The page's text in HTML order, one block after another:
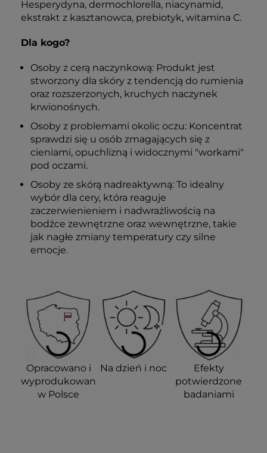
Hesperydyna, dermochlorella, niacynamid,
ekstrakt z kasztanowca, prebiotyk, witamina C.
Dla kogo?
Osoby z cerą naczynkową: Produkt jest
stworzony dla skóry z tendencją do rumienia
oraz rozszerzonych, kruchych naczynek
krwionośnych.
Osoby z problemami okolic oczu: Koncentrat
sprawdzi się u osób zmagających się z
cieniami, opuchlizną i widocznymi "workami"
pod oczami.
Osoby ze skórą nadreaktywną: To idealny
wybór dla cery, która reaguje
zaczerwienieniem i nadwrażliwością na
bodźce zewnętrzne oraz wewnętrzne, takie
jak nagłe zmiany temperatury czy silne
emocje.
Opracowano i
wyprodukowano
w Polsce
Na dzień i noc
Efekty
potwierdzone
badaniami